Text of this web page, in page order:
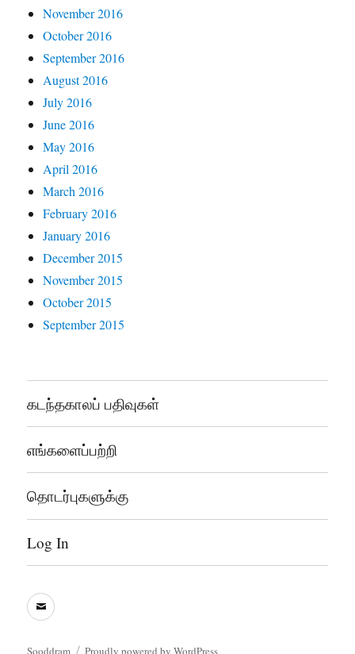
November 2016
October 2016
September 2016
August 2016
July 2016
June 2016
May 2016
April 2016
March 2016
February 2016
January 2016
December 2015
November 2015
October 2015
September 2015
கடந்தகாலப் பதிவுகள்
எங்களைப்பற்றி
தொடர்புகளுக்கு
Log In
sooddram@gmail.com
Sooddram Proudly powered by WordPress